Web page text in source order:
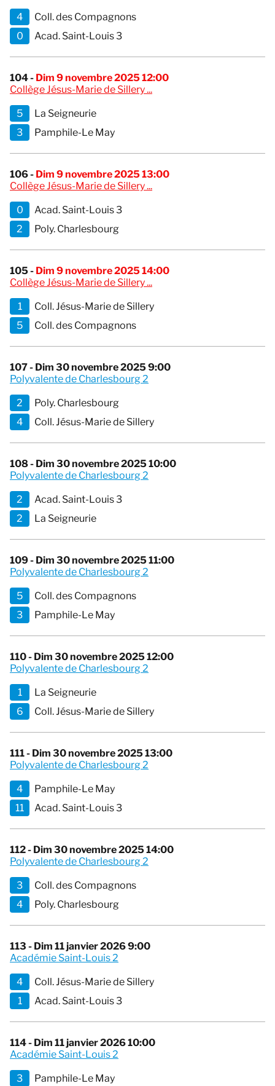
4
Coll. des Compagnons
0
Acad. Saint-Louis 3
104 - Dim 9 novembre 2025 12:00
Collège Jésus-Marie de Sillery ...
5
La Seigneurie
3
Pamphile-Le May
106 - Dim 9 novembre 2025 13:00
Collège Jésus-Marie de Sillery ...
0
Acad. Saint-Louis 3
2
Poly. Charlesbourg
105 - Dim 9 novembre 2025 14:00
Collège Jésus-Marie de Sillery ...
1
Coll. Jésus-Marie de Sillery
5
Coll. des Compagnons
107 - Dim 30 novembre 2025 9:00
Polyvalente de Charlesbourg 2
2
Poly. Charlesbourg
4
Coll. Jésus-Marie de Sillery
108 - Dim 30 novembre 2025 10:00
Polyvalente de Charlesbourg 2
2
Acad. Saint-Louis 3
2
La Seigneurie
109 - Dim 30 novembre 2025 11:00
Polyvalente de Charlesbourg 2
5
Coll. des Compagnons
3
Pamphile-Le May
110 - Dim 30 novembre 2025 12:00
Polyvalente de Charlesbourg 2
1
La Seigneurie
6
Coll. Jésus-Marie de Sillery
111 - Dim 30 novembre 2025 13:00
Polyvalente de Charlesbourg 2
4
Pamphile-Le May
11
Acad. Saint-Louis 3
112 - Dim 30 novembre 2025 14:00
Polyvalente de Charlesbourg 2
3
Coll. des Compagnons
4
Poly. Charlesbourg
113 - Dim 11 janvier 2026 9:00
Académie Saint-Louis 2
4
Coll. Jésus-Marie de Sillery
1
Acad. Saint-Louis 3
114 - Dim 11 janvier 2026 10:00
Académie Saint-Louis 2
3 Pamphile-Le May